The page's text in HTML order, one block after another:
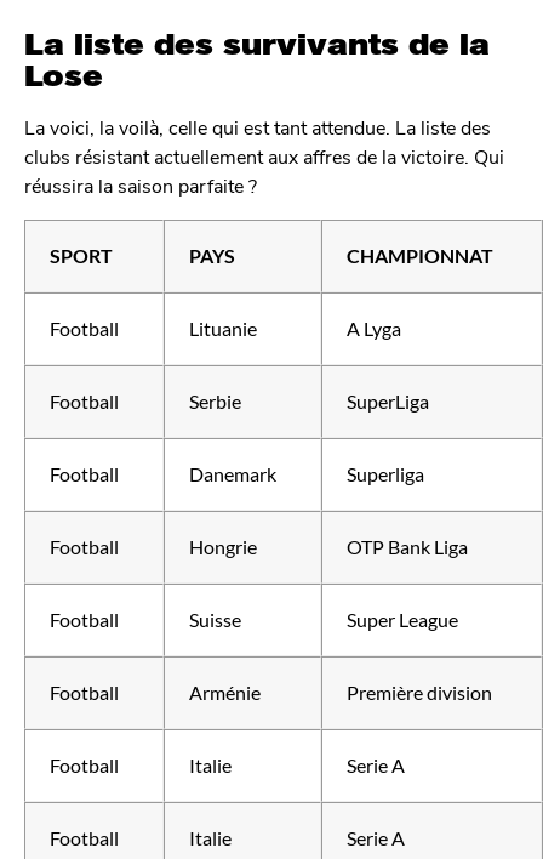
La liste des survivants de la
Lose
La voici, la voilà, celle qui est tant attendue. La liste des
clubs résistant actuellement aux affres de la victoire. Qui
réussira la saison parfaite ?
SPORT PAYS CHAMPIONNAT
Football Lituanie A Lyga
Football Serbie SuperLiga
Football Danemark Superliga
Football Hongrie OTP Bank Liga
Football Suisse Super League
Football Arménie Première division
Football Italie Serie A
Football Italie Serie A